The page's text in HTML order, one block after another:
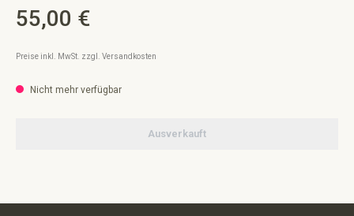
Regulärer Preis:
55,00 €
Preise inkl. MwSt. zzgl. Versandkosten
Nicht mehr verfügbar
Ausverkauft